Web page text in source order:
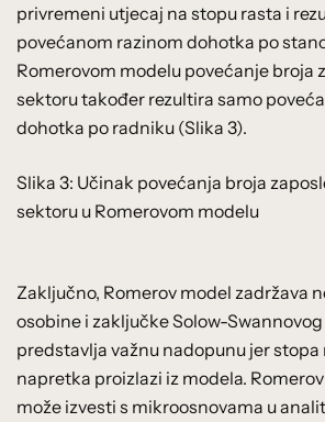
privremeni utjecaj na stopu rasta i
povećanom razinom dohotka po
Romerovom modelu povećanje broja
sektoru također rezultira samo
dohotka po radniku (Slika 3).
Slika 3: Učinak povećanja broja
sektoru u Romerovom modelu
Zaključno, Romerov model zadržava
osobine i zaključke Solow-
predstavlja važnu nadopunu jer
napretka proizlazi iz modela.
može izvesti s mikroosnovama u